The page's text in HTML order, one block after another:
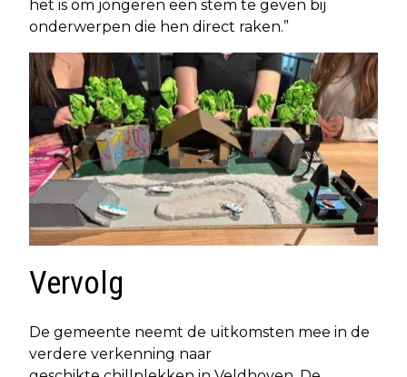
het is om jongeren een stem te geven bij
onderwerpen die hen direct raken.”
Vervolg
De gemeente neemt de uitkomsten mee in de
verdere verkenning naar